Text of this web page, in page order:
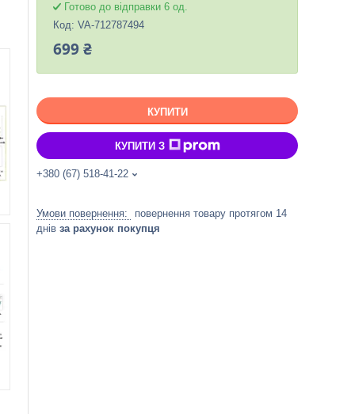
Готово до відправки 6 од.
Код: VA-712787494
699 ₴
КУПИТИ
КУПИТИ З
+380 (67) 518-41-22
повернення товару протягом 14
днів за рахунок покупця